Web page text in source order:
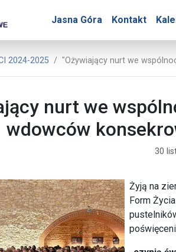
Jasna Góra Kontakt
Góry –
Góry
2024-2025 "Ożywiający nurt we
nurt we
wdowców
30
Żyją na
Form